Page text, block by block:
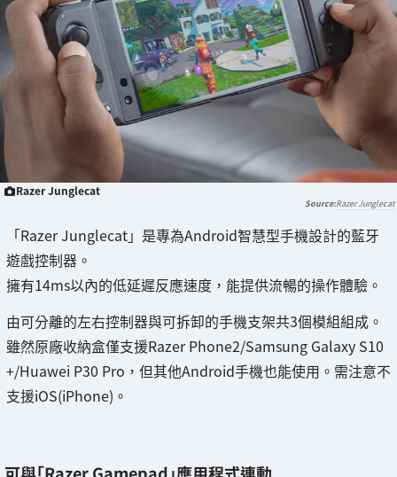
Razer Junglecat
Razer Junglecat
「Razer Junglecat」是專為Android智慧型手機設計的藍牙
遊戲控制器。
擁有14ms以內的低延遲反應速度，能提供流暢的操作體驗。
由可分離的左右控制器與可拆卸的手機支架共3個模組組成。
雖然原廠收納盒僅支援Razer Phone2/Samsung Galaxy S10
+/Huawei P30 Pro，但其他Android手機也能使用。需注意不
支援iOS(iPhone)。
可與「Razer Gamepad」應用程式連動